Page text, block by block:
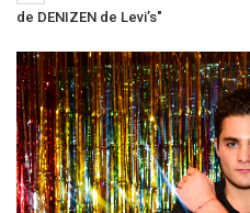
de DENIZEN de Levi’s"